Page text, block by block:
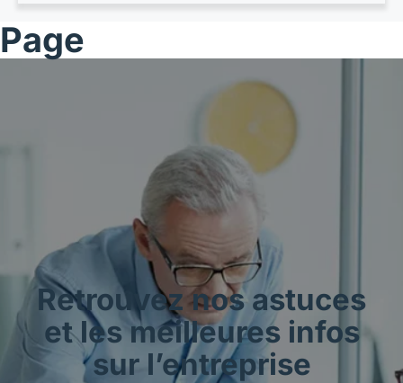
Page
Retrouvez nos astuces
et les meilleures infos
sur l’entreprise